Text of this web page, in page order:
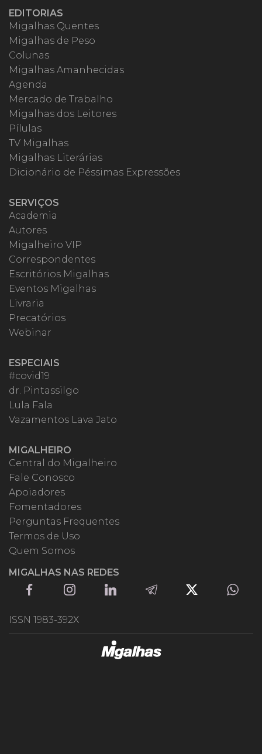
EDITORIAS
Migalhas Quentes
Migalhas de Peso
Colunas
Migalhas Amanhecidas
Agenda
Mercado de Trabalho
Migalhas dos Leitores
Pílulas
TV Migalhas
Migalhas Literárias
Dicionário de Péssimas Expressões
SERVIÇOS
Academia
Autores
Migalheiro VIP
Correspondentes
Escritórios Migalhas
Eventos Migalhas
Livraria
Precatórios
Webinar
ESPECIAIS
#covid19
dr. Pintassilgo
Lula Fala
Vazamentos Lava Jato
MIGALHEIRO
Central do Migalheiro
Fale Conosco
Apoiadores
Fomentadores
Perguntas Frequentes
Termos de Uso
Quem Somos
MIGALHAS NAS REDES
ISSN 1983-392X